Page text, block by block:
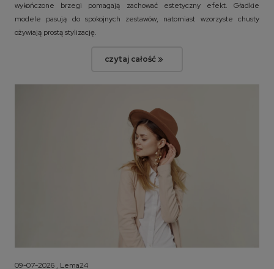
wykończone brzegi pomagają zachować estetyczny efekt. Gładkie
modele pasują do spokojnych zestawów, natomiast wzorzyste chusty
ożywiają prostą stylizację.
czytaj całość »
09-07-2026 , Lema24